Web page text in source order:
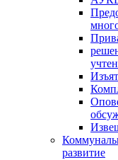
развитие